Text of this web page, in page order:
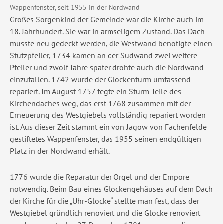
Wappenfenster, seit 1955 in der Nordwand
Großes Sorgenkind der Gemeinde war die Kirche auch im
18. Jahrhundert. Sie war in armseligem Zustand. Das Dach
musste neu gedeckt werden, die Westwand benötigte einen
Stützpfeiler, 1734 kamen an der Südwand zwei weitere
Pfeiler und zwölf Jahre später drohte auch die Nordwand
einzufallen. 1742 wurde der Glockenturm umfassend
repariert. Im August 1757 fegte ein Sturm Teile des
Kirchendaches weg, das erst 1768 zusammen mit der
Erneuerung des Westgiebels vollständig repariert worden
ist. Aus dieser Zeit stammt ein von Jagow von Fachenfelde
gestiftetes Wappenfenster, das 1955 seinen endgültigen
Platz in der Nordwand erhält.
1776 wurde die Reparatur der Orgel und der Empore
notwendig. Beim Bau eines Glockengehäuses auf dem Dach
der Kirche für die „Uhr-Glocke“ stellte man fest, dass der
Westgiebel gründlich renoviert und die Glocke renoviert